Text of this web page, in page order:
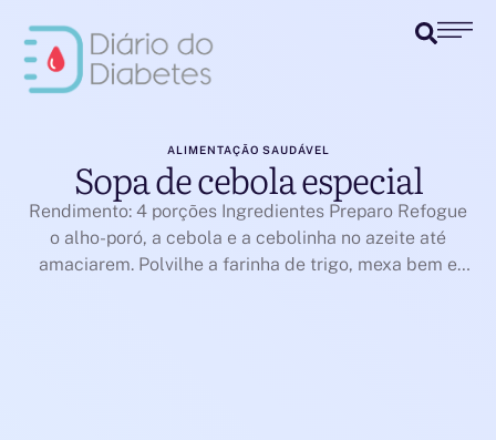
ALIMENTAÇÃO SAUDÁVEL
Sopa de cebola especial
Rendimento: 4 porções Ingredientes Preparo Refogue
o alho-poró, a cebola e a cebolinha no azeite até
amaciarem. Polvilhe a farinha de trigo, mexa bem e